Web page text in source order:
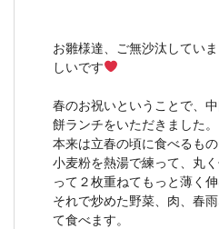
お雛様達、ご無沙汰してい
しいです
春のお祝いということで、
餅ランチをいただきました。
本来は立春の頃に食べるもの
小麦粉を熱湯で練って、丸
って２枚重ねてもっと薄く伸
それで炒めた野菜、肉、春
て食べます。